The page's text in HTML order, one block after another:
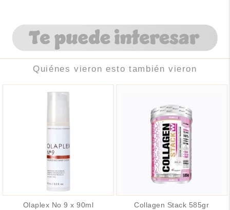
Quiénes vieron esto también vieron
Olaplex No 9 x 90ml Collagen Stack 585gr